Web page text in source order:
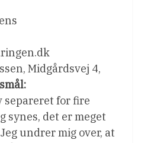
Midgårdsvej 4,
separeret for fire
synes, det er meget
undrer mig over, at